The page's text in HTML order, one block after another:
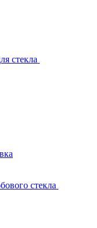
стекла
стекла